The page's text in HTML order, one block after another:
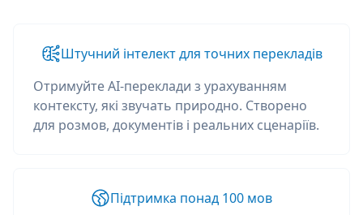
Штучний інтелект для точних перекладів
Отримуйте AI-переклади з урахуванням
контексту, які звучать природно. Створено
для розмов, документів і реальних сценаріїв.
Підтримка понад 100 мов